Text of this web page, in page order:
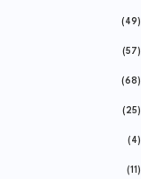
(49)
(57)
(68)
(25)
(4)
(11)